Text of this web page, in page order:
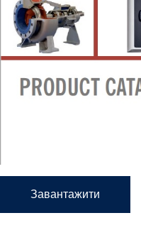
Завантажити